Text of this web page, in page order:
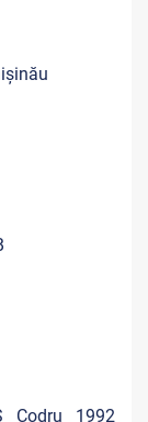
Codru 1992